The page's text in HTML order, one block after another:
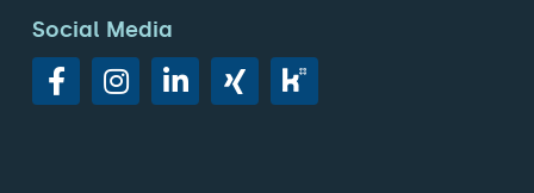
Social Media